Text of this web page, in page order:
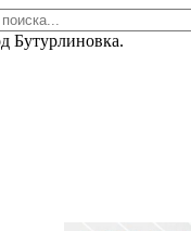
Бутурлиновка.